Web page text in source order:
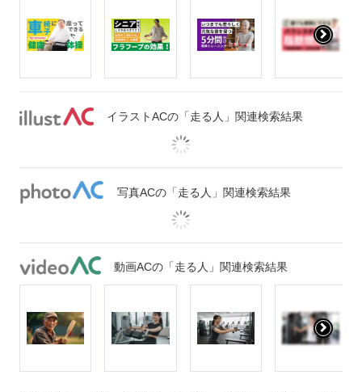
イラストACの「走る人」関連検索結果
写真ACの「走る人」関連検索結果
動画ACの「走る人」関連検索結果